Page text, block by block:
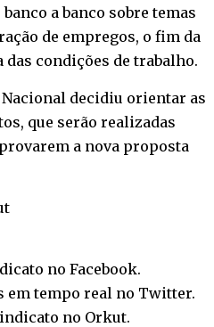
a banco sobre temas
de empregos, o fim da
condições de trabalho.
decidiu orientar as
que serão realizadas
a nova proposta
no Facebook.
em tempo real no Twitter.
no Orkut.